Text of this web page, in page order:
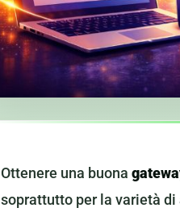
Ottenere una buona
soprattutto per la varietà